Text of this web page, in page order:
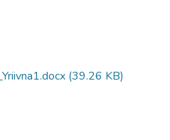
(39.26 KB)